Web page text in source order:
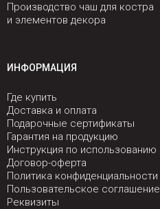
Производство чаш для костра
и элементов декора
ИНФОРМАЦИЯ
Где купить
Доставка и оплата
Подарочные сертификаты
Гарантия на продукцию
Инструкция по использованию
Договор-оферта
Политика конфиденциальности
Пользовательское соглашение
Реквизиты